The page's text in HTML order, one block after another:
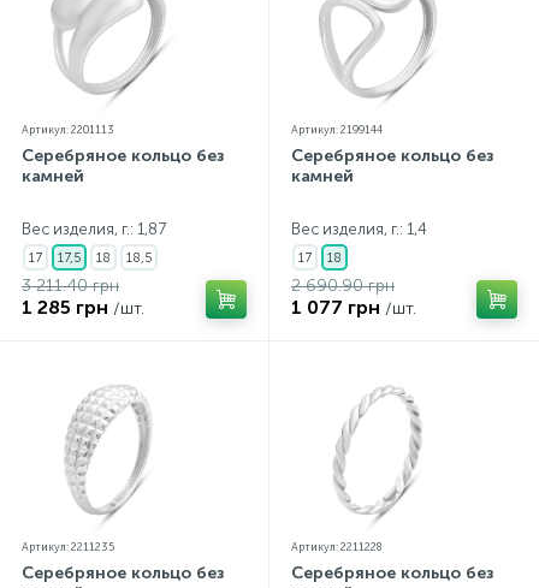
Артикул: 2201113
Серебряное кольцо без
камней
Вес изделия, г.: 1,87
17 17,5 18 18,5
3 211.40 грн
1 285 грн /шт.
Артикул: 2199144
Серебряное кольцо без
камней
Вес изделия, г.: 1,4
17 18
2 690.90 грн
1 077 грн /шт.
Артикул: 2211235
Серебряное кольцо без
Артикул: 2211228
Серебряное кольцо без